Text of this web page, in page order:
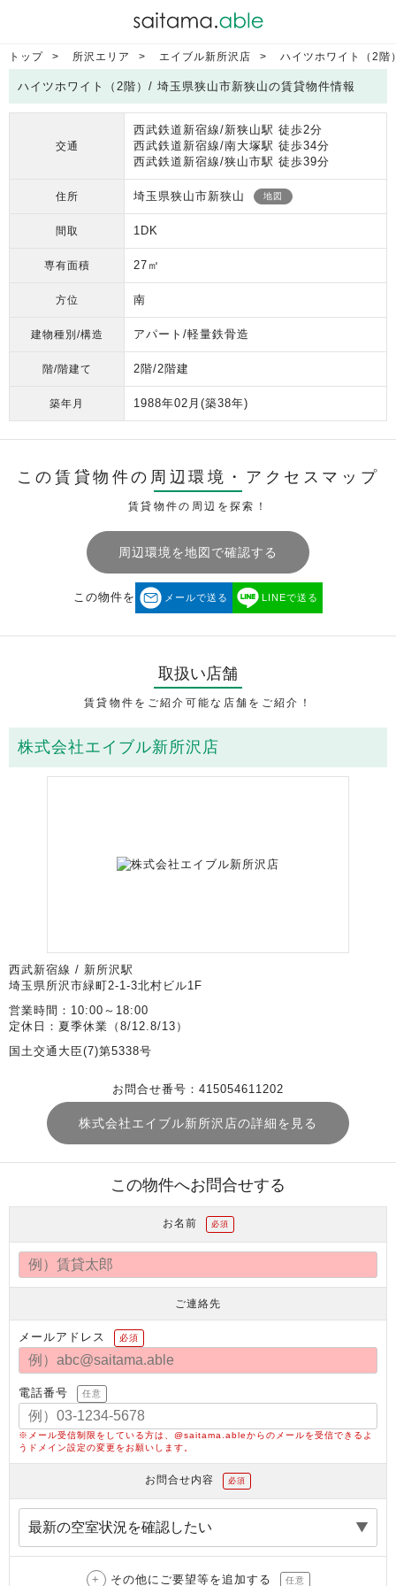
トップ 所沢エリア エイブル新所沢店 ハイツホワイト（2階
ハイツホワイト（2階）/ 埼玉県狭山市新狭山の賃貸物件情報
交通
西武鉄道新宿線/新狭山駅 徒歩2分
西武鉄道新宿線/南大塚駅 徒歩34分
西武鉄道新宿線/狭山市駅 徒歩39分
住所 埼玉県狭山市新狭山 地図
間取 1DK
専有面積 27㎡
方位 南
建物種別/構造 アパート/軽量鉄骨造
階/階建て 2階/2階建
築年月 1988年02月 (築38年)
この賃貸物件の周辺環境・ アクセスマップ
賃貸物件の周辺を探索！
周辺環境を地図で確認する
この物件を メールで送る LINEで送る
取扱い店舗
賃貸物件をご紹介可能な店舗をご紹介！
株式会社エイブル新所沢店
西武新宿線 / 新所沢駅
埼玉県所沢市緑町2-1-3北村ビル1F
営業時間：10:00～18:00
定休日：夏季休業（8/12.8/13）
国土交通大臣(7)第5338号
お問合せ番号：415054611202
株式会社エイブル新所沢店の詳細を見る
この物件へお問合せする
お名前 必須
ご連絡先
メールアドレス 必須
電話番号 任意
※メール受信制限をしている方は、@saitama.ableからのメールを受信できるよ
うドメイン設定の変更をお願いします。
お問合せ内容 必須
その他にご要望等を追加する 任意